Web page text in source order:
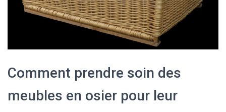
Comment prendre soin des
meubles en osier pour leur